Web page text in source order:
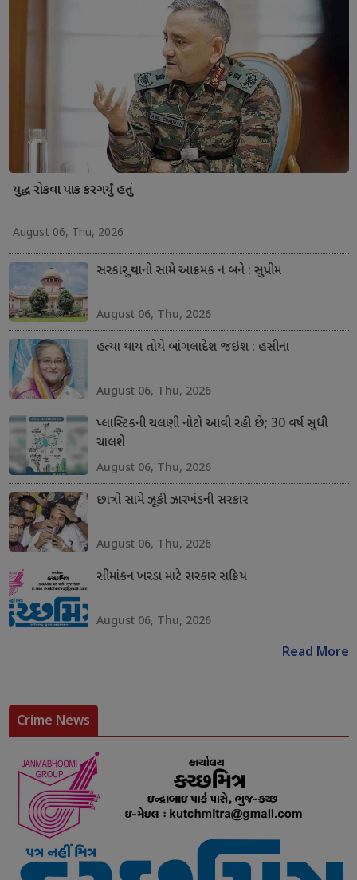
યુદ્ધ રોકવા પાક કરગર્યું હતું
August 06, Thu, 2026
સરકાર યુવાનો સામે આક્રમક ન બને : સુપ્રીમ
August 06, Thu, 2026
હત્યા થાય તોયે બાંગલાદેશ જઇશ : હસીના
August 06, Thu, 2026
પ્લાસ્ટિકની ચલણી નોટો આવી રહી છે; 30 વર્ષ સુધી
ચાલશે
August 06, Thu, 2026
છાત્રો સામે ઝૂકી ઝારખંડની સરકાર
August 06, Thu, 2026
સીમાંકન ખરડા માટે સરકાર સક્રિય
August 06, Thu, 2026
Read More
Crime News